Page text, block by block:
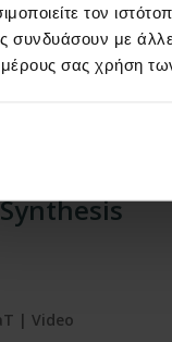
τον
συνδυάσουν με
σας χρήση
| Video